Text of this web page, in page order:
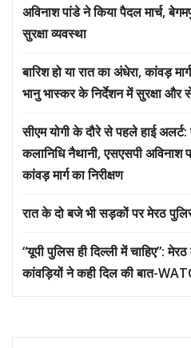
अविनाश पांडे ने किया पैदल मार्च,
सुरक्षा व्यवस्था
बारिश हो या रात का अंधेरा, कांवड़
भानु भास्कर के निर्देशन में सुरक्षा
सीएम योगी के दौरे से पहले हाई
कलानिधि नैथानी, एसएसपी अविनाश
कांवड़ मार्ग का निरीक्षण
रात के दो बजे भी सड़कों पर मेरठ
“यूपी पुलिस ही दिल्ली में चाहिए”:
कांवड़ियों ने कही दिल की बात-